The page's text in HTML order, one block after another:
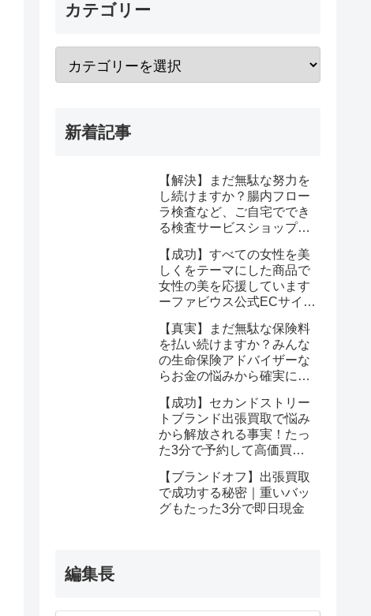
カテゴリー
新着記事
【解決】まだ無駄な努力を
し続けますか？腸内フロー
ラ検査など、ご自宅ででき
る検査サービスショップ
ならたった1回で驚くほど
簡単に悩みが解消する事実
【成功】すべての女性を美
しくをテーマにした商品で
女性の美を応援しています
ーファビウス公式ECサイト
クション金賞の秘密を公開
【真実】まだ無駄な保険料
を払い続けますか？みんな
の生命保険アドバイザーな
らお金の悩みから確実に解
【成功】セカンドストリー
トブランド出張買取で悩み
から解放される事実！たっ
た3分で予約して高価買取
【ブランドオフ】出張買取
で成功する秘密｜重いバッ
グもたった3分で即日現金
編集長